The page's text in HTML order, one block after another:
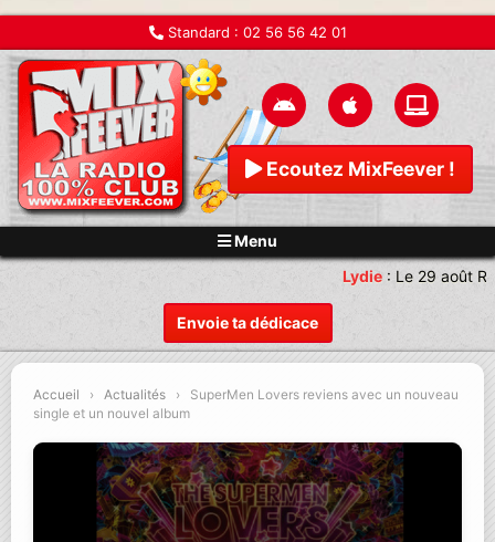
Standard : 02 56 56 42 01
Ecoutez MixFeever !
Menu
Envoie ta dédicace
Lydie: Le 29 août
Accueil › Actualités ›
SuperMen Lovers reviens avec un nouveau
single et un nouvel album